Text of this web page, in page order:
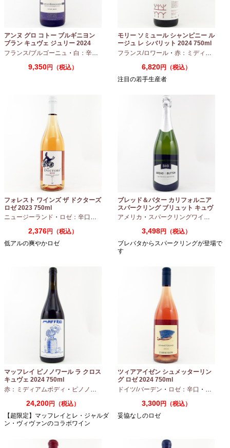
アンヌ グロ コトー ブルギニヨン
ブラン キュヴェ ジュリー 2024
フランス/ブルゴーニュ ・ 白：辛口 シャルドネ
9,350円（税込）
モリー ソミュール シャンピニー ル
ージュ レ シバリット 2024 750ml
フランス/ロワール ・ 赤：ミディアムボディ
6,820円（税込）
注目の若手生産者
フォレスト ワインズ ザ ドクターズ
ロゼ 2023 750ml
ニュージーランド ・ ロゼ：辛口 ・ ピノノワール
2,376円（税込）
低アルの爽やかロゼ
ブレッド＆バター カリフォルニア
スパークリング ブリュット キュヴ
ェ NV 750ml
アメリカ ・ スパークリングワイン
3,498円（税込）
ブレバタからスパークリングが登場で
す
マッフレイ ピノノワール ラ クロス
キュヴェ 2024 750ml
赤：ミディアムボディ ・ ピノノワール
24,200円（税込）
【超限定】マッフレイとレ・ジャルダ
ン・ヴィヴァンのコラボワイン
ツィアアイゼン シュメッターリン
グ ロゼ 2024 750ml
ドイツ/バーデン ・ ロゼ：辛口 ・ ピノノ
3,300円（税込）
妥協なしのロゼ